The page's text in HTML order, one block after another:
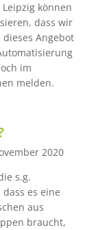
können
dass wir
Angebot
im
melden.
2020
s.g.
es eine
aus
braucht,